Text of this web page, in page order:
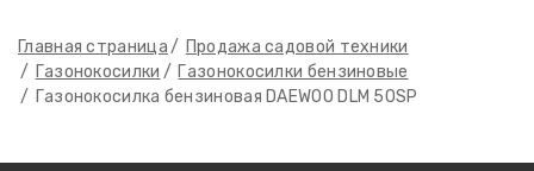
Главная страница
Продажа садовой техники
Газонокосилки
Газонокосилки бензиновые
Газонокосилка бензиновая DAEWOO DLM 50SP